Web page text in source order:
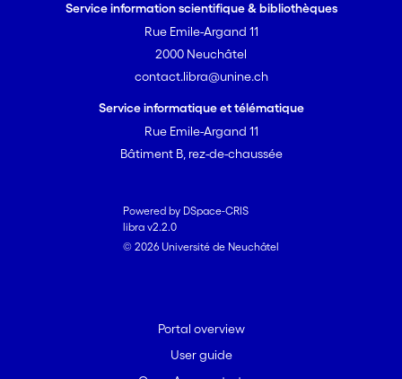
Service information scientifique & bibliothèques
Rue Emile-Argand 11
2000 Neuchâtel
contact.libra@unine.ch
Service informatique et télématique
Rue Emile-Argand 11
Bâtiment B, rez-de-chaussée
Powered by DSpace-CRIS
libra v2.2.0
© 2026 Université de Neuchâtel
Portal overview
User guide